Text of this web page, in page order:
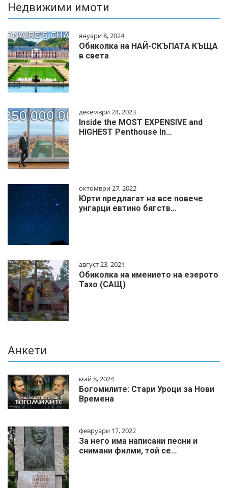
Недвижими имоти
януари 8, 2024
Обиколка на НАЙ-СКЪПАТА КЪЩА
в света
декември 24, 2023
Inside the MOST EXPENSIVE and
HIGHEST Penthouse In…
октомври 27, 2022
Юрти предлагат на все повече
унгарци евтино бягств…
август 23, 2021
Обиколка на имението на езерото
Тахо (САЩ)
Анкети
май 8, 2024
Богомилите: Стари Уроци за Нови
Времена
февруари 17, 2022
За него има написани песни и
снимани филми, той се…